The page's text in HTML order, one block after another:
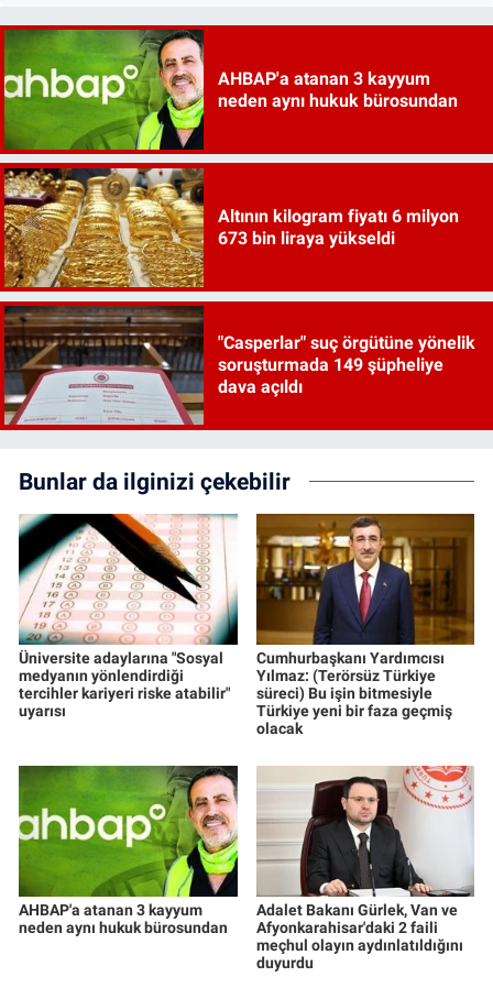
AHBAP'a atanan 3 kayyum
neden aynı hukuk bürosundan
Altının kilogram fiyatı 6 milyon
673 bin liraya yükseldi
"Casperlar" suç örgütüne yönelik
soruşturmada 149 şüpheliye
dava açıldı
Bunlar da ilginizi çekebilir
Üniversite adaylarına "Sosyal
medyanın yönlendirdiği
tercihler kariyeri riske atabilir"
uyarısı
Cumhurbaşkanı Yardımcısı
Yılmaz: (Terörsüz Türkiye
süreci) Bu işin bitmesiyle
Türkiye yeni bir faza geçmiş
olacak
AHBAP'a atanan 3 kayyum
neden aynı hukuk bürosundan
Adalet Bakanı Gürlek, Van ve
Afyonkarahisar'daki 2 faili
meçhul olayın aydınlatıldığını
duyurdu